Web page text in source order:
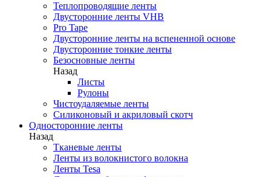
Теплопроводящие ленты
Двусторонние ленты VHB
Pro Tape
Двусторонние ленты на вспененной основе
Двусторонние тонкие ленты
Безосновные ленты
Назад
Листы
Рулоны
Чистоудаляемые ленты
Силиконовый и акриловый скотч
Односторонние ленты
Назад
Тканевые ленты
Ленты из волокнистого волокна
Ленты Tesa